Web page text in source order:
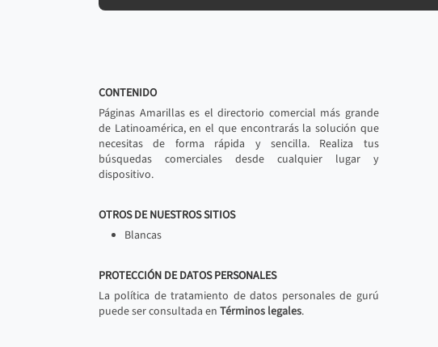
CONTENIDO
Páginas Amarillas es el directorio comercial más grande
de Latinoamérica, en el que encontrarás la solución que
necesitas de forma rápida y sencilla. Realiza tus
búsquedas comerciales desde cualquier lugar y
dispositivo.
OTROS DE NUESTROS SITIOS
Blancas
PROTECCIÓN DE DATOS PERSONALES
La política de tratamiento de datos personales de gurú
puede ser consultada en Términos legales.